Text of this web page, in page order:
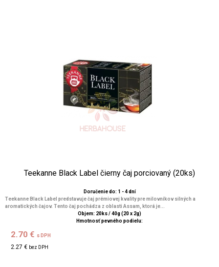
Teekanne Black Label čierny čaj porciovaný (20ks)
Doručenie do: 1 - 4 dní
Teekanne Black Label predstavuje čaj prémiovej kvality pre milovníkov silných a
aromatických čajov. Tento čaj pochádza z oblasti Assam, ktorá je...
Objem: 20ks / 40g (20 x 2g)
Hmotnosť pevného podielu:
2.70 € s DPH
2.27 € bez DPH